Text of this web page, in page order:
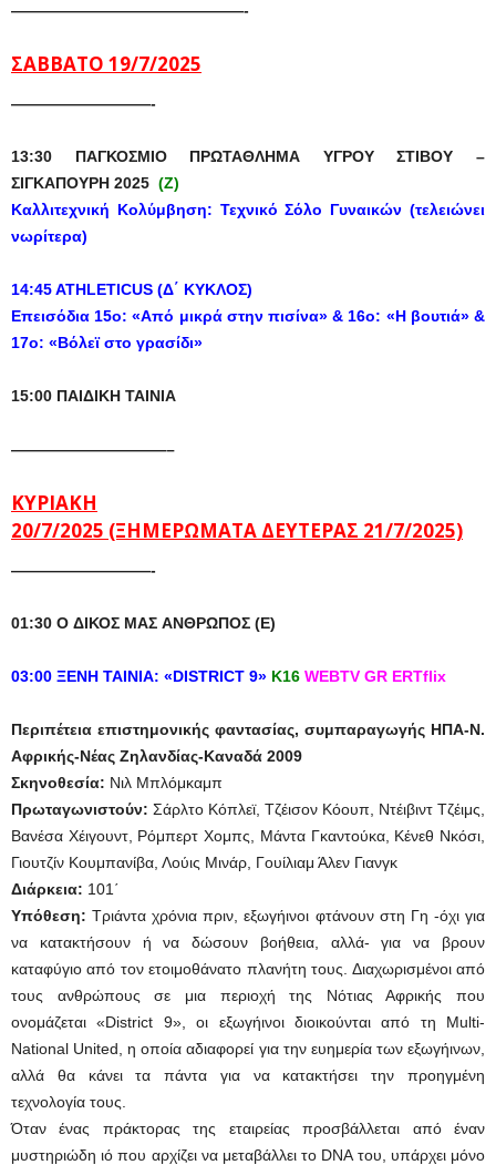
———————————————-
ΣΑΒΒΑΤΟ 19/7/2025
—————————-
13:30 ΠΑΓΚΟΣΜΙΟ ΠΡΩΤΑΘΛΗΜΑ ΥΓΡΟΥ ΣΤΙΒΟΥ –
ΣΙΓΚΑΠΟΥΡΗ 2025 (Z)
Καλλιτεχνική Κολύμβηση: Τεχνικό Σόλο Γυναικών (τελειώνει
νωρίτερα)
14:45ATHLETICUS (Δ΄ ΚΥΚΛΟΣ)
Επεισόδια 15ο: «Από μικρά στην πισίνα» & 16ο: «Η βουτιά» &
17ο: «Βόλεϊ στο γρασίδι»
15:00 ΠΑΙΔΙΚΗ ΤΑΙΝΙΑ
——————————–
ΚΥΡΙΑΚΗ
20/7/2025 (ΞΗΜΕΡΩΜΑΤΑ ΔΕΥΤΕΡΑΣ 21/7/2025)
—————————-
01:30 Ο ΔΙΚΟΣ ΜΑΣ ΑΝΘΡΩΠΟΣ (Ε)
03:00 ΞΕΝΗ ΤΑΙΝΙΑ: «DISTRICT 9» Κ16 WEBTV GR ERTflix
Περιπέτεια επιστημονικής φαντασίας, συμπαραγωγής ΗΠΑ-Ν.
Αφρικής-Νέας Ζηλανδίας-Καναδά 2009
Σκηνοθεσία: Νιλ Μπλόμκαμπ
Πρωταγωνιστούν: Σάρλτο Κόπλεϊ, Τζέισον Κόουπ, Ντέιβιντ Τζέιμς,
Βανέσα Χέιγουντ, Ρόμπερτ Χομπς, Μάντα Γκαντούκα, Κένεθ Νκόσι,
Γιουτζίν Κουμπανίβα, Λούις Μινάρ, Γουίλιαμ Άλεν Γιανγκ
Διάρκεια: 101΄
Υπόθεση:Τριάντα χρόνια πριν, εξωγήινοι φτάνουν στη Γη -όχι για
να κατακτήσουν ή να δώσουν βοήθεια, αλλά- για να βρουν
καταφύγιο από τον ετοιμοθάνατο πλανήτη τους. Διαχωρισμένοι από
τους ανθρώπους σε μια περιοχή της Νότιας Αφρικής που
ονομάζεται «District 9», οι εξωγήινοι διοικούνται από τη Multi-
National United, η οποία αδιαφορεί για την ευημερία των εξωγήινων,
αλλά θα κάνει τα πάντα για να κατακτήσει την προηγμένη
τεχνολογία τους.
Όταν ένας πράκτορας της εταιρείας προσβάλλεται από έναν
μυστηριώδη ιό που αρχίζει να μεταβάλλει το DNA του, υπάρχει μόνο